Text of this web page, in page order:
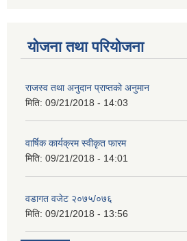
योजना तथा परियोजना
राजस्व तथा अनुदान प्राप्तको अनुमान
मिति: 09/21/2018 - 14:03
वार्षिक कार्यक्रम स्वीकृत फारम
मिति: 09/21/2018 - 14:01
वडागत वजेट २०७५/०७६
मिति: 09/21/2018 - 13:56